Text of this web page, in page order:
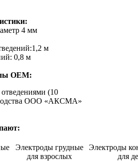
4 мм
м
0,8 м
OEM:
(10
ООО «АКСМА»
Электроды грудные
для взрослых
Электроды
для